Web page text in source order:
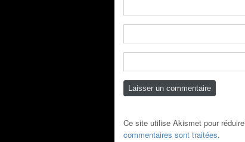
Ce site utilise Akismet pour
commentaires sont traitées.